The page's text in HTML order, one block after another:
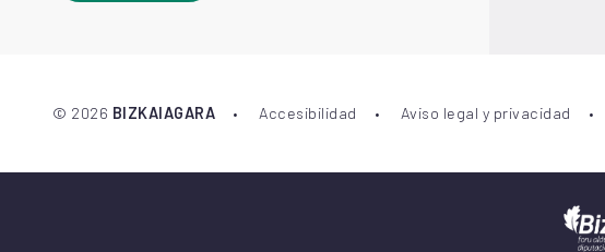
© 2026 BIZKAIAGARA Accesibilidad Aviso legal y privacidad